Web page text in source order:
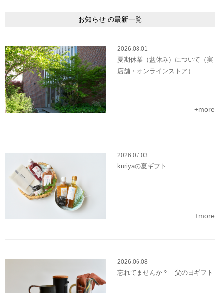
お知らせ の最新一覧
2026.08.01
夏期休業（盆休み）について（実
店舗・オンラインストア）
+more
2026.07.03
kuriyaの夏ギフト
+more
2026.06.08
忘れてませんか？ 父の日ギフト